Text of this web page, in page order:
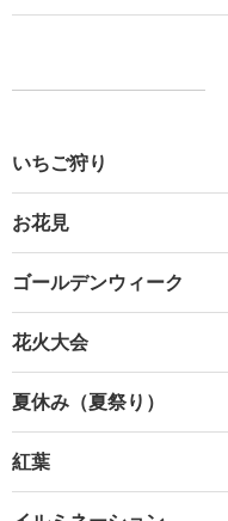
いちご狩り
お花見
ゴールデンウィーク
花火大会
夏休み（夏祭り）
紅葉